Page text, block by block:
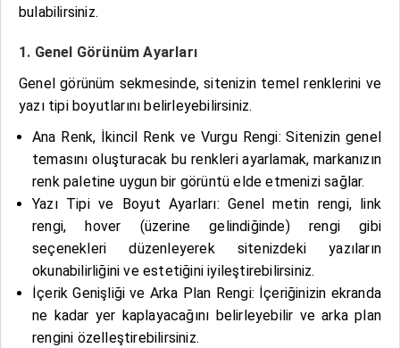
bulabilirsiniz.
1. Genel Görünüm Ayarları
Genel görünüm sekmesinde, sitenizin temel renklerini ve
yazı tipi boyutlarını belirleyebilirsiniz.
Ana Renk, İkincil Renk ve Vurgu Rengi: Sitenizin genel
temasını oluşturacak bu renkleri ayarlamak, markanızın
renk paletine uygun bir görüntü elde etmenizi sağlar.
Yazı Tipi ve Boyut Ayarları: Genel metin rengi, link
rengi, hover (üzerine gelindiğinde) rengi gibi
seçenekleri düzenleyerek sitenizdeki yazıların
okunabilirliğini ve estetiğini iyileştirebilirsiniz.
İçerik Genişliği ve Arka Plan Rengi: İçeriğinizin ekranda
ne kadar yer kaplayacağını belirleyebilir ve arka plan
rengini özelleştirebilirsiniz.